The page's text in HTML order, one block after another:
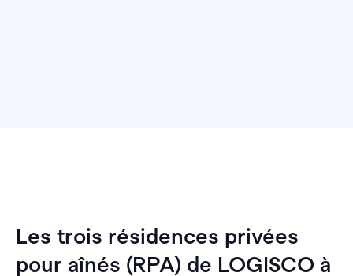
Les trois résidences privées
pour aînés (RPA) de LOGISCO à